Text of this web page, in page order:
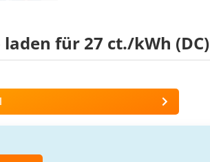
für 27 ct./kWh (DC)